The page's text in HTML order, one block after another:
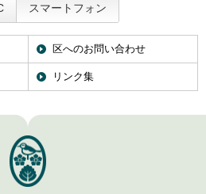
スマートフォン
区へのお問い合わせ
リンク集